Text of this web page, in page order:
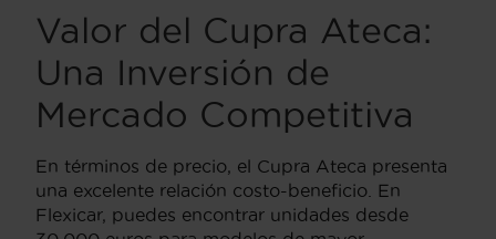
Valor del Cupra Ateca:
Una Inversión de
Mercado Competitiva
En términos de precio, el Cupra Ateca presenta
una excelente relación costo-beneficio. En
Flexicar, puedes encontrar unidades desde